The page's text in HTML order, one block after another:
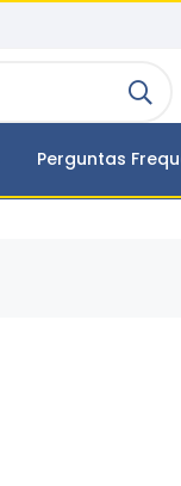
Perguntas